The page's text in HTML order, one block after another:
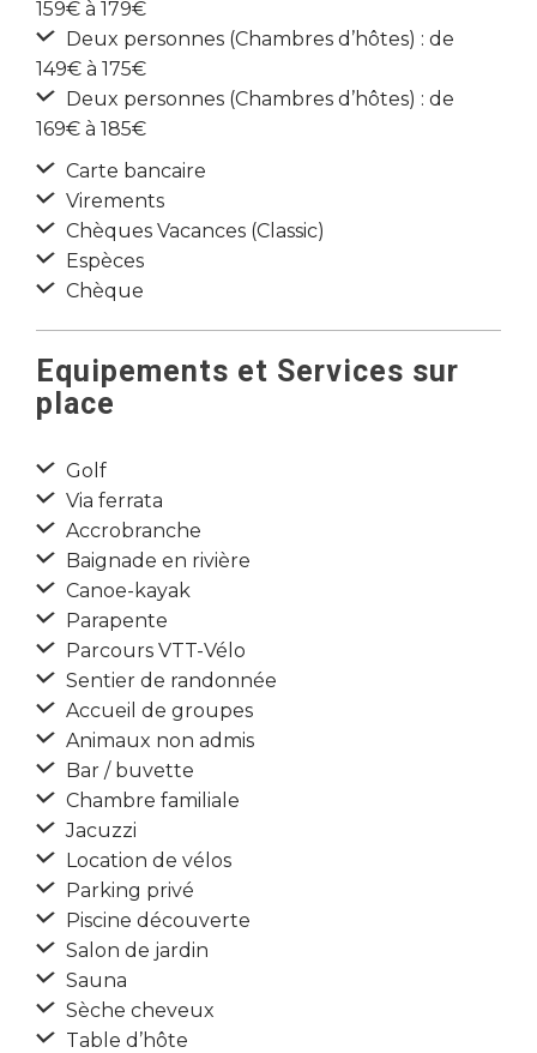
159€ à 179€
Deux personnes (Chambres d’hôtes) : de
149€ à 175€
Deux personnes (Chambres d’hôtes) : de
169€ à 185€
Carte bancaire
Virements
Chèques Vacances (Classic)
Espèces
Chèque
Equipements et Services sur
place
Golf
Via ferrata
Accrobranche
Baignade en rivière
Canoe-kayak
Parapente
Parcours VTT-Vélo
Sentier de randonnée
Accueil de groupes
Animaux non admis
Bar / buvette
Chambre familiale
Jacuzzi
Location de vélos
Parking privé
Piscine découverte
Salon de jardin
Sauna
Sèche cheveux
Table d’hôte